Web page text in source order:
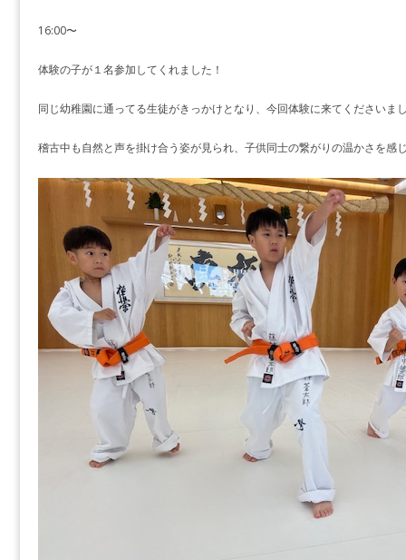
16:00〜
体験の子が１名参加してくれました！
同じ幼稚園に通ってる生徒がきっかけとなり、今回体験に来てくださいま
稽古中も自然と声を掛け合う姿が見られ、子供同士の繋がりの温かさを感